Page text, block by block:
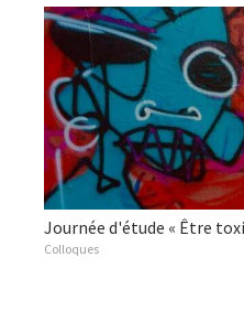
Journée d'étude « Être
Colloques